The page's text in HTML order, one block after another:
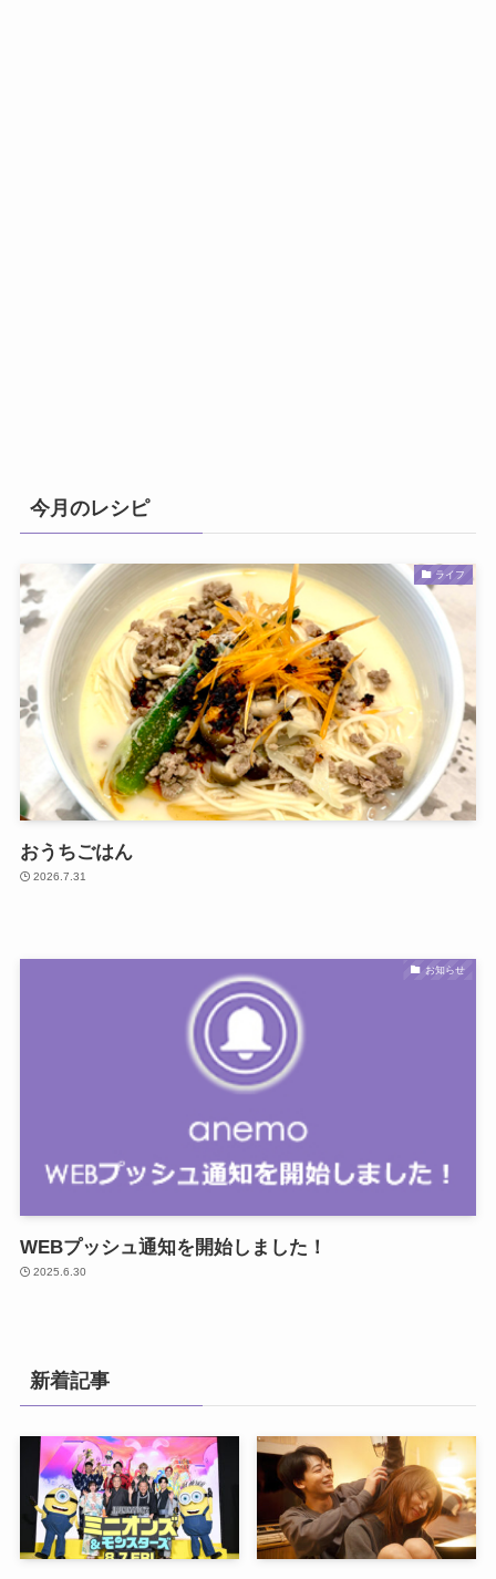
今月のレシピ
ライフ
おうちごはん
2026.7.31
お知らせ
WEBプッシュ通知を開始しました！
2025.6.30
新着記事